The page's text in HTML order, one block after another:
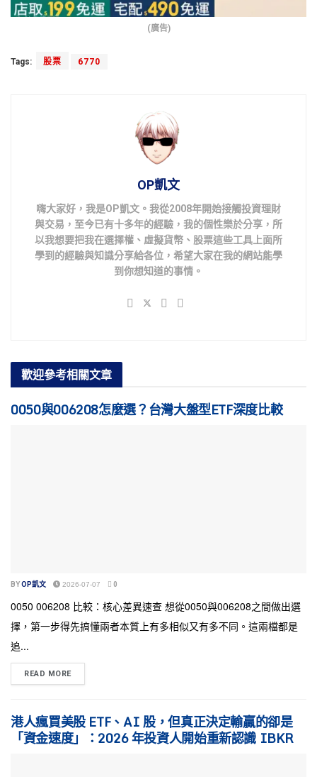
(廣告)
Tags: 股票 6770
OP凱文
嗨大家好，我是OP凱文。我從2008年開始接觸投資理財
與交易，至今已有十多年的經驗，我的個性樂於分享，所
以我想要把我在選擇權、虛擬貨幣、股票這些工具上面所
學到的經驗與知識分享給各位，希望大家在我的網站能學
到你想知道的事情。
歡迎參考相關文章
0050與006208怎麼選？台灣大盤型ETF深度比較
BYOP凱文 2026-07-07 0
0050 006208 比較：核心差異速查 想從0050與006208之間做出選
擇，第一步得先搞懂兩者本質上有多相似又有多不同。這兩檔都是
追...
READ MORE
港人瘋買美股 ETF、AI 股，但真正決定輸贏的卻是
「資金速度」：2026 年投資人開始重新認識 IBKR